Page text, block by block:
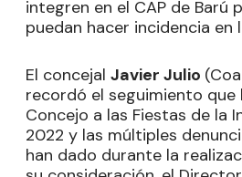
integren en el CAP de Barú
puedan hacer incidencia en
El concejal Javier Julio
recordó el seguimiento que
Concejo a las Fiestas de la
2022 y las múltiples
han dado durante la